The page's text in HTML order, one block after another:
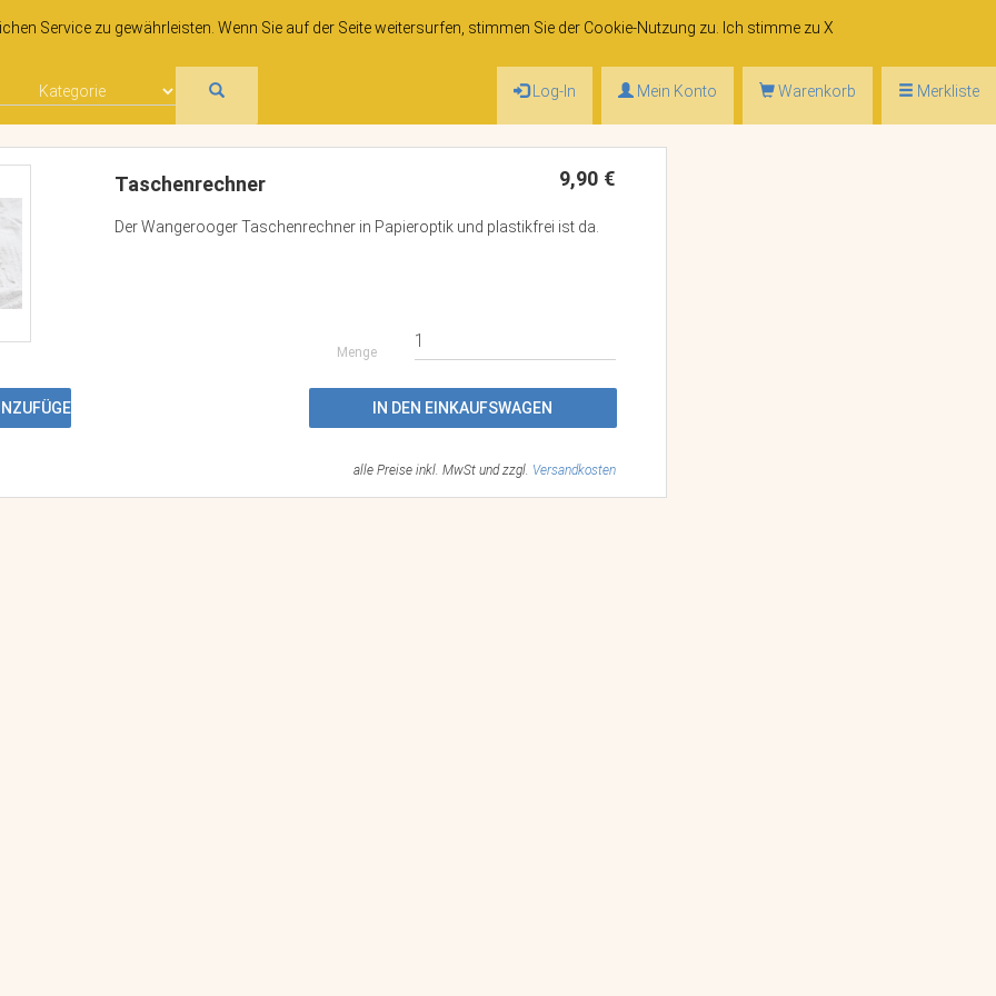
Service zu gewährleisten. Wenn Sie auf der Seite weitersurfen, stimmen Sie der Cookie-Nutzung zu. Ich stimme zu X
Log-In Mein Konto Warenkorb Merkliste
Taschenrechner 9,90 €
Der Wangerooger Taschenrechner in Papieroptik und plastikfrei ist da.
Menge
IN DEN EINKAUFSWAGEN
alle Preise inkl. MwSt und zzgl. Versandkosten